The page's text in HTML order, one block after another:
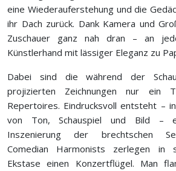
eine Wiederauferstehung und die
ihr Dach zurück. Dank Kamera und
Zuschauer ganz nah dran – an
Künstlerhand mit lässiger Eleganz zu
Dabei sind die während der
projizierten Zeichnungen nur ein
Repertoires. Eindrucksvoll entsteht –
von Ton, Schauspiel und Bild –
Inszenierung der brechtschen
Comedian Harmonists zerlegen in
Ekstase einen Konzertflügel. Man